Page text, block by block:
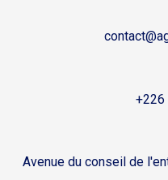
+226
Avenue du conseil de